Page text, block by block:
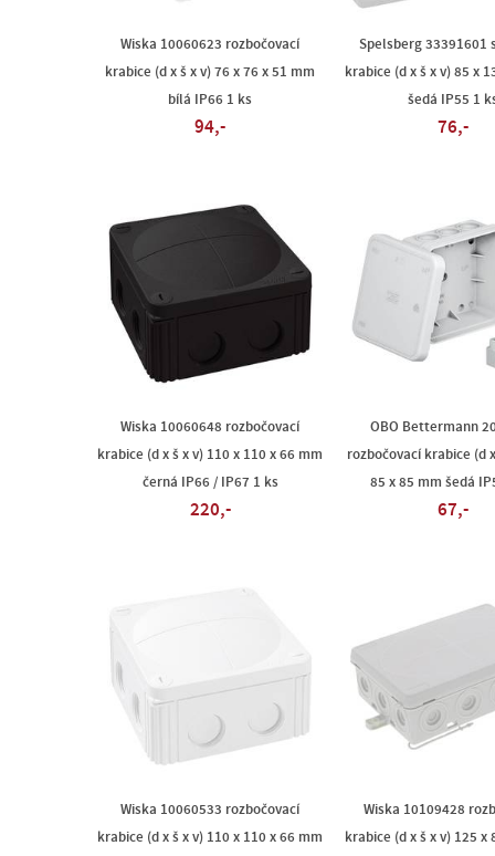
Wiska 10060623 rozbočovací
krabice (d x š x v) 76 x 76 x 51 mm
bílá IP66 1 ks
94,-
Spelsberg 33391601
krabice (d x š x v) 85 x
šedá IP55 1
76,-
Wiska 10060648 rozbočovací
krabice (d x š x v) 110 x 110 x 66 mm
černá IP66 / IP67 1 ks
220,-
OBO Bettermann
rozbočovací krabice (d
85 x 85 mm šedá
67,-
Wiska 10060533 rozbočovací
krabice (d x š x v) 110 x 110 x 66 mm
Wiska 10109428
krabice (d x š x v) 125 x